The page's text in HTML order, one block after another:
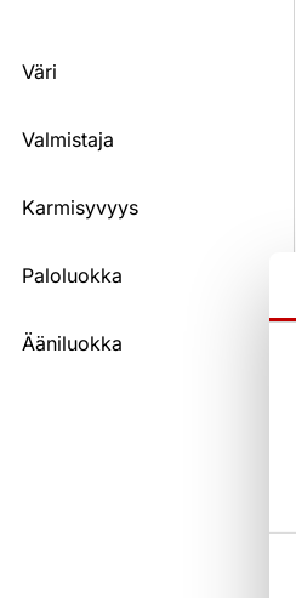
Väri
Valmistaja
Karmisyvyys
Paloluokka
Ääniluokka